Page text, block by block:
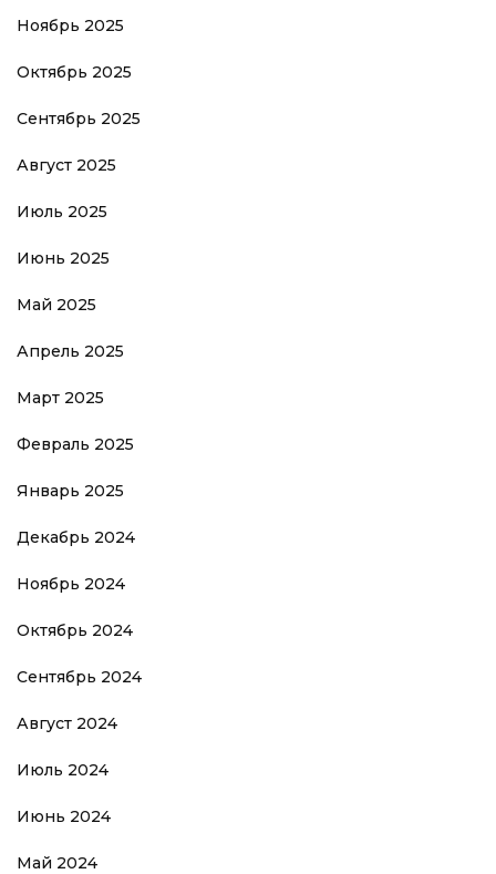
Ноябрь 2025
Октябрь 2025
Сентябрь 2025
Август 2025
Июль 2025
Июнь 2025
Май 2025
Апрель 2025
Март 2025
Февраль 2025
Январь 2025
Декабрь 2024
Ноябрь 2024
Октябрь 2024
Сентябрь 2024
Август 2024
Июль 2024
Июнь 2024
Май 2024